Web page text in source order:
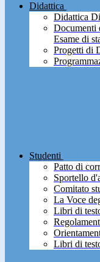
Didattica
Didattica
Documenti
Esame di
Progetti di
Studenti
Patto di
Sportello
Comitato
La Voce
Libri di
Libri di